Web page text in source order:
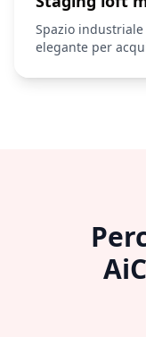
Spazio
elegante per